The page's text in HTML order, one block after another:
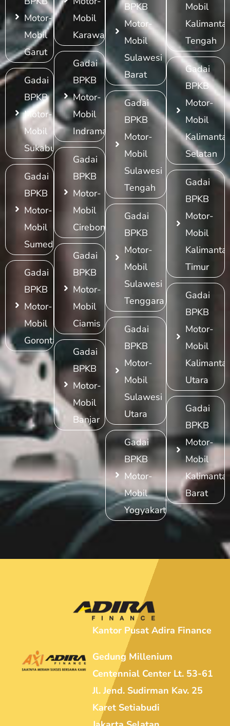
Motor-
Mobil
Garut
Gadai
BPKB
Motor-
Mobil
Sukabumi
Gadai
BPKB
Motor-
Mobil
Sumedang
Gadai
BPKB
Motor-
Mobil
Gorontalo
Mobil
Karawang
Gadai
BPKB
Motor-
Mobil
Indramayu
Gadai
BPKB
Motor-
Mobil
Cirebon
Gadai
BPKB
Motor-
Mobil
Ciamis
Gadai
BPKB
Motor-
Mobil
Banjar
BPKB
Motor-
Mobil
Sulawesi
Barat
Gadai
BPKB
Motor-
Mobil
Sulawesi
Tengah
Gadai
BPKB
Motor-
Mobil
Sulawesi
Tenggara
Gadai
BPKB
Motor-
Mobil
Sulawesi
Utara
Gadai
BPKB
Motor-
Mobil
Yogyakarta
Mobil
Tengah
Gadai
BPKB
Motor-
Mobil
Selatan
Gadai
BPKB
Motor-
Mobil
Timur
Gadai
BPKB
Motor-
Mobil
Utara
Gadai
BPKB
Motor-
Mobil
Barat
Kantor Pusat Adira Finance
Gedung Millenium
Centennial Center Lt. 53-61
Jl. Jend. Sudirman Kav. 25
Karet Setiabudi